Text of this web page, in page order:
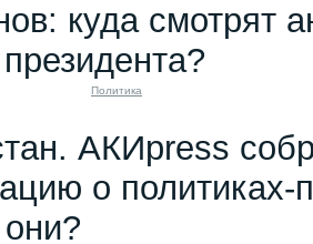
куда смотрят
Политика
АКИpress
о политиках-